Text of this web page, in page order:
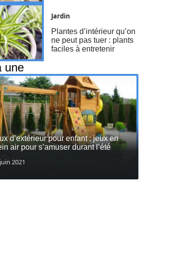
Jardin
Plantes d’intérieur qu’on
ne peut pas tuer : plants
faciles à entretenir
une
d’extérieur pour enfant : jeux en
air pour s’amuser durant l’été
2021